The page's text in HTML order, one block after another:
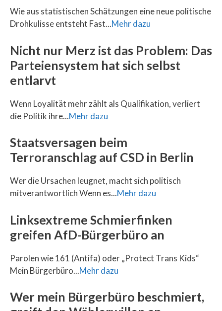
Wie aus statistischen Schätzungen eine neue politische
Drohkulisse entsteht Fast...Mehr dazu
Nicht nur Merz ist das Problem: Das
Parteiensystem hat sich selbst
entlarvt
Wenn Loyalität mehr zählt als Qualifikation, verliert
die Politik ihre...Mehr dazu
Staatsversagen beim
Terroranschlag auf CSD in Berlin
Wer die Ursachen leugnet, macht sich politisch
mitverantwortlich Wenn es...Mehr dazu
Linksextreme Schmierfinken
greifen AfD-Bürgerbüro an
Parolen wie 161 (Antifa) oder „Protect Trans Kids“
Mein Bürgerbüro...Mehr dazu
Wer mein Bürgerbüro beschmiert,